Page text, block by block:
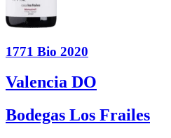
1771 Bio 2020
Valencia DO
Bodegas Los Frailes